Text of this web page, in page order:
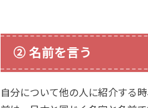
② 名前を言う
自分について他の人に紹介する